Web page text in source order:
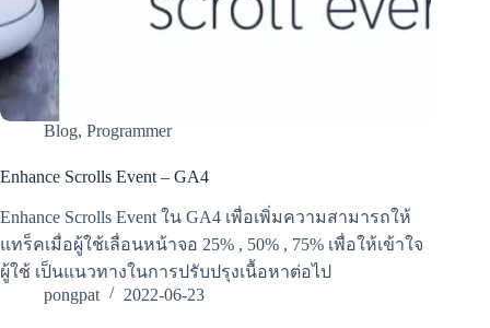
Blog, Programmer
Enhance Scrolls Event – GA4
Enhance Scrolls Event ใน GA4 เพื่อเพิ่มความสามารถให้
แทร็คเมื่อผู้ใช้เลื่อนหน้าจอ 25% , 50% , 75% เพื่อให้เข้าใจ
ผู้ใช้ เป็นแนวทางในการปรับปรุงเนื้อหาต่อไป
pongpat
2022-06-23